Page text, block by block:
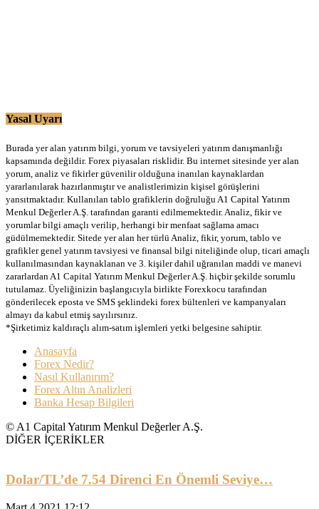
Yasal Uyarı
Burada yer alan yatırım bilgi, yorum ve tavsiyeleri yatırım danışmanlığı
kapsamında değildir. Forex piyasaları risklidir. Bu internet sitesinde yer alan
yorum, analiz ve fikirler güvenilir olduğuna inanılan kaynaklardan
yararlanılarak hazırlanmıştır ve analistlerimizin kişisel görüşlerini
yansıtmaktadır. Kullanılan tablo grafiklerin doğruluğu A1 Capital Yatırım
Menkul Değerler A.Ş. tarafından garanti edilmemektedir. Analiz, fikir ve
yorumlar bilgi amaçlı verilip, herhangi bir menfaat sağlama amacı
güdülmemektedir. Sitede yer alan her türlü Analiz, fikir, yorum, tablo ve
grafikler genel yatırım tavsiyesi ve finansal bilgi niteliğinde olup, ticari amaçlı
kullanılmasından kaynaklanan ve 3. kişiler dahil uğranılan maddi ve manevi
zararlardan A1 Capital Yatırım Menkul Değerler A.Ş. hiçbir şekilde sorumlu
tutulamaz. Üyeliğinizin başlangıcıyla birlikte Forexkocu tarafından
gönderilecek eposta ve SMS şeklindeki forex bültenleri ve kampanyaları
almayı da kabul etmiş sayılırsınız.
*Şirketimiz kaldıraçlı alım-satım işlemleri yetki belgesine sahiptir.
Anasayfa
Forex Nedir?
Nasıl Kullanırım?
Forex Altın Analizleri
Banka Hesap Bilgileri
© A1 Capital Yatırım Menkul Değerler A.Ş.
DİĞER İÇERİKLER
Dolar/TL’de 7.54 Direnci En Önemli Seviye…